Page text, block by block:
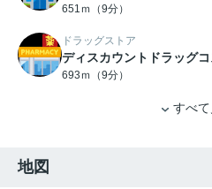
651ｍ（9分）
ドラッグストア
ディスカウントドラッグ
693ｍ（9分）
すべて
地図